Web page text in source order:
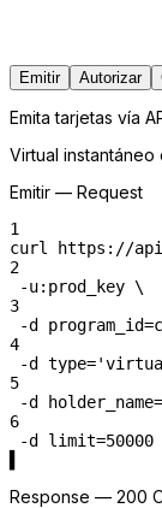
Del BIN al
Emitir Autorizar
Emita tarjetas vía
Virtual
Emitir — Request
1
curl
https://
2
-u:prod_key \
3
-d program_id=
4
-d type=
5
-d holder_name=
6
-d limit=50000
Response — 200